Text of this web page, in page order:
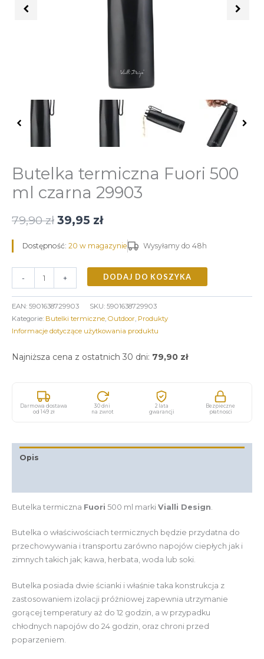
Butelka termiczna Fuori 500
ml czarna 29903
79,90zł 39,95 zł
Dostępność: 20 w magazynie Wysyłamy do 48h
-
czarna
+ DODAJ DO KOSZYKA
EAN: 5901638729903 SKU: 5901638729903
Kategorie: Butelki termiczne Outdoor Produkty
Informacje dotyczące użytkowania produktu
Najniższa cena z ostatnich 30 dni: 79,90 zł
Darmowa dostawa
od 149 zł
30 dni
na zwrot
2 lata
gwarancji
Bezpieczne
płatności
Opis
Butelka termiczna Fuori 500 ml marki Vialli Design
Butelka o właściwościach termicznych będzie przydatna do
przechowywania i transportu zarówno napojów ciepłych jak i
zimnych takich jak; kawa, herbata, woda lub soki.
Butelka posiada dwie ścianki i właśnie taka konstrukcja z
zastosowaniem izolacji próżniowej zapewnia utrzymanie
gorącej temperatury aż do 12 godzin, a w przypadku
chłodnych napojów do 24 godzin, oraz chroni przed
poparzeniem.